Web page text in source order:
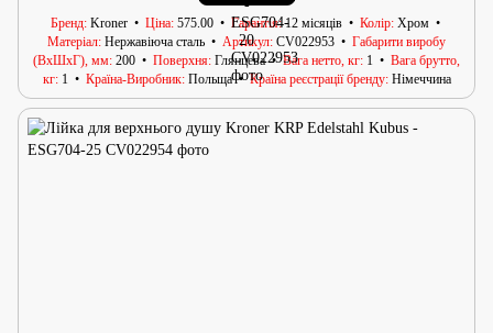
Бренд Kroner Ціна 575.00 Гарантія 12 місяців Колір Хром
Матеріал Нержавіюча сталь Артикул CV022953
Габарити виробу
(ВхШхГ), мм 200 Поверхня Глянцева Вага нетто, кг 1
Вага брутто,
кг 1 Країна-Виробник Польща Країна реєстрації бренду Німеччина